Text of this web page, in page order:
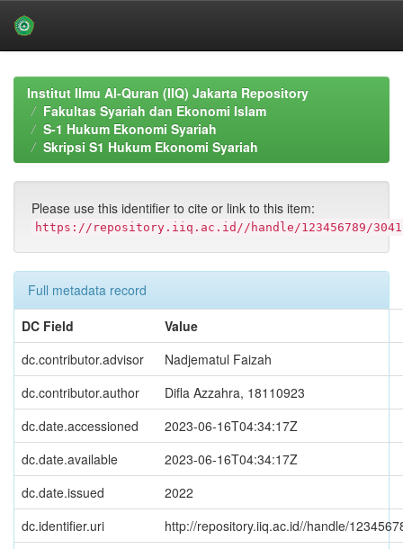
navigationInstitut Ilmu Al-Quran (IIQ) Jakarta Repository
Fakultas Syariah dan Ekonomi Islam
S-1 Hukum Ekonomi Syariah
Skripsi S1 Hukum Ekonomi Syariah
Please use this identifier to cite or link to this item:
https://repository.iiq.ac.id//handle/123456789/3041
Full metadata record
DC Field
Value
dc.contributor.advisor
Nadjematul Faizah
dc.contributor.author
Difla Azzahra, 18110923
dc.date.accessioned
2023-06-16T04:34:17Z
dc.date.available
2023-06-16T04:34:17Z
dc.date.issued
2022
dc.identifier.uri
http://repository.iiq.ac.id//handle/